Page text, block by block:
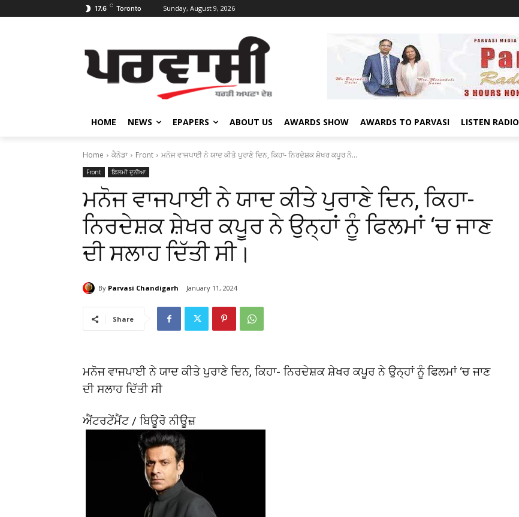
17.6 C Toronto Sunday, August 9, 2026
HOME NEWS EPAPERS ABOUT US AWARDS SHOW AWARDS TO PARVASI LISTEN RADIO
Home ਕੈਨੇਡਾ Front ਮਨੋਜ ਵਾਜਪਾਈ ਨੇ ਯਾਦ ਕੀਤੇ ਪੁਰਾਣੇ ਦਿਨ, ਕਿਹਾ- ਨਿਰਦੇਸ਼ਕ ਸ਼ੇਖਰ ਕਪੂਰ ਨੇ...
Front ਫ਼ਿਲਮੀ ਦੁਨੀਆ
ਮਨੋਜ ਵਾਜਪਾਈ ਨੇ ਯਾਦ ਕੀਤੇ ਪੁਰਾਣੇ ਦਿਨ, ਕਿਹਾ-
ਨਿਰਦੇਸ਼ਕ ਸ਼ੇਖਰ ਕਪੂਰ ਨੇ ਉਨ੍ਹਾਂ ਨੂੰ ਫਿਲਮਾਂ ‘ਚ ਜਾਣ
ਦੀ ਸਲਾਹ ਦਿੱਤੀ ਸੀ।
By Parvasi Chandigarh January 11, 2024
Share
ਮਨੋਜ ਵਾਜਪਾਈ ਨੇ ਯਾਦ ਕੀਤੇ ਪੁਰਾਣੇ ਦਿਨ, ਕਿਹਾ- ਨਿਰਦੇਸ਼ਕ ਸ਼ੇਖਰ ਕਪੂਰ ਨੇ ਉਨ੍ਹਾਂ ਨੂੰ ਫਿਲਮਾਂ ‘ਚ ਜਾਣ
ਦੀ ਸਲਾਹ ਦਿੱਤੀ ਸੀ
ਐਂਟਰਟੇਂਮੈਂਟ / ਬਿਊਰੋ ਨੀਊਜ਼